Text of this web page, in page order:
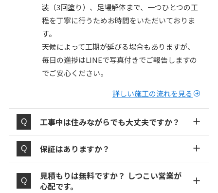
装（3回塗り）、足場解体まで、一つひとつの工
程を丁寧に行うためお時間をいただいておりま
す。
天候によって工期が延びる場合もありますが、
毎日の進捗はLINEで写真付きでご報告しますの
でご安心ください。
詳しい施工の流れを見る
工事中は住みながらでも大丈夫ですか？
保証はありますか？
見積もりは無料ですか？ しつこい営業が
心配です。